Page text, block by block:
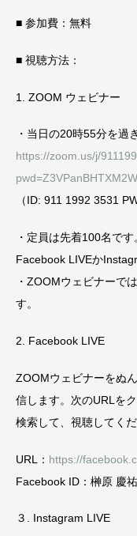
■ 参加費：無料
■ 視聴方法：
1. ZOOM ウェビナー
・当日の20時55分を過
https://zoom.us/j/
（ID: 911 1992 3531
・定員は先着100名で
Facebook LIVEか
・ZOOMウェビナーで
す。
2. Facebook LIVE
ZOOMウェビナーをぬ
信します。次のURLを
検索して、視聴してくだ
URL： https://
Facebook ID：榊原 慶
３. Instagram LIVE